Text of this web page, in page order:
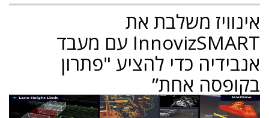
אינוויז משלבת את
InnovizSMART עם מעבד
אנבידיה כדי להציע "פתרון
בקופסה אחת”